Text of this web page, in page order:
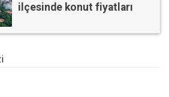
ilçesinde konut fiyatları